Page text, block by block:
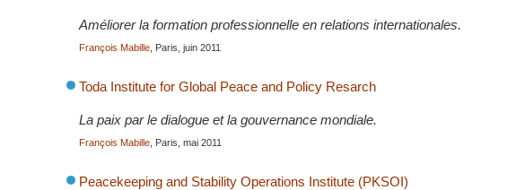
Améliorer la formation professionnelle en relations internationales.
François Mabille , Paris, juin 2011
Toda Institute for Global Peace and Policy Resarch
La paix par le dialogue et la gouvernance mondiale.
François Mabille , Paris, mai 2011
Peacekeeping and Stability Operations Institute (PKSOI)